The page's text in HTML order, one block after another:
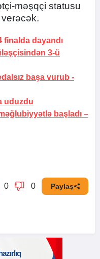
məşqçi statusu
finalda dayandı
3-ü
başa vurub -
uduzdu
başladı –
0 0 Paylaş